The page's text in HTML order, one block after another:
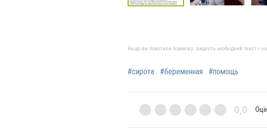
Якщо ви помітили помилку, виділіть необхідний текст і
#сирота #беременная #помощь
0,0